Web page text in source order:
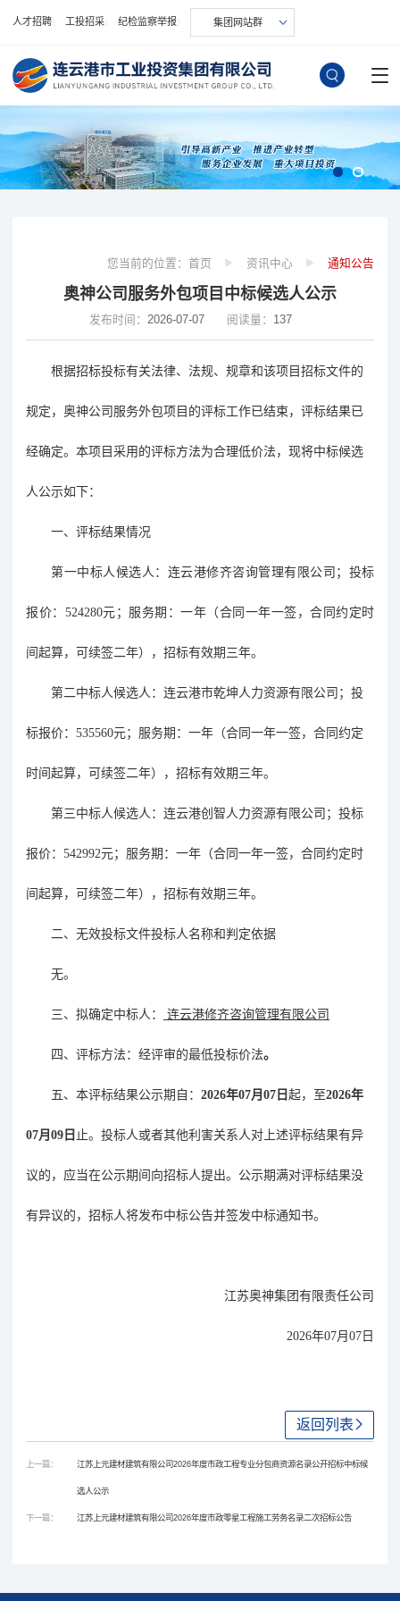
人才招聘 工投招采 纪检监察举报 集团网站群
您当前的位置： 首页 资讯中心 通知公告
奥神公司服务外包项目中标候选人公示
发布时间： 2026-07-07 阅读量： 137
根据招标投标有关法律、法规、规章和该项目招标文件的
规定，奥神公司服务外包项目的评标工作已结束，评标结果已
经确定。本项目采用的评标方法为合理低价法，现将中标候选
人公示如下：
一、评标结果情况
第一中标人候选人 ： 连云港修齐咨询管理有限公司 ； 投标
报价： 524280元；服务期：一年（合同一年一签，合同约定时
间起算，可续签二年），招标有效期三年。
第二中标人候选人 ： 连云港市乾坤人力资源有限公司 ； 投
标报价： 535560元；服务期：一年（合同一年一签，合同约定
时间起算，可续签二年），招标有效期三年。
第三中标人候选人 ： 连云港创智人力资源有限公司 ； 投标
报价： 542992元；服务期：一年（合同一年一签，合同约定时
间起算，可续签二年），招标有效期三年。
二、 无效投标文件投标人名称和判定依据
无。
三、拟确定中标人 ： 连云港修齐咨询管理有限公司
四 、评标方法：经评审的最低投标价法。
五、本评标结果公示期自： 2026年07月 07 日 起，至2026年
07月 09 日 止。投标人或者其他利害关系人对上述评标结果有异
议的，应当在公示期间向招标人提出。公示期满对评标结果没
有异议的，招标人将发布中标公告并签发中标通知书。
江苏奥神集团有限责任公司
2026年07月 07 日
返回列表
上一篇： 江苏上元建材建筑有限公司2026年度市政工程专业分包商资源名录公开招标中标候
选人公示
下一篇： 江苏上元建材建筑有限公司2026年度市政零星工程施工劳务名录二次招标公告